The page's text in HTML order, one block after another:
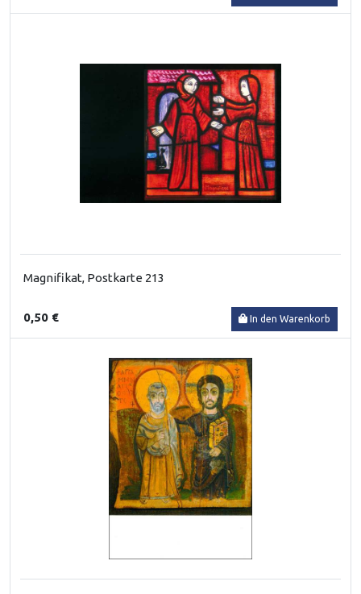
Magnifikat, Postkarte 213
0,50 € In den Warenkorb